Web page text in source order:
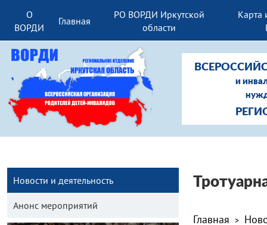
О
ВОРДИ
Главная
РО ВОРДИ Иркутской
области
Карта
и
Новости и деятельность
Анонс мероприятий
Главная >